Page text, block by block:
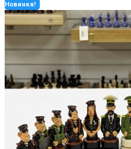
Новинка!